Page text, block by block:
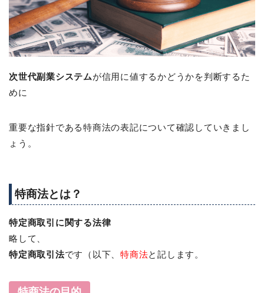
次世代副業システムが信用に値するかどうかを判断するた
めに
重要な指針である特商法の表記について確認していきまし
ょう。
特商法とは？
特定商取引に関する法律
略して、
特定商取引法です（以下、特商法と記します。